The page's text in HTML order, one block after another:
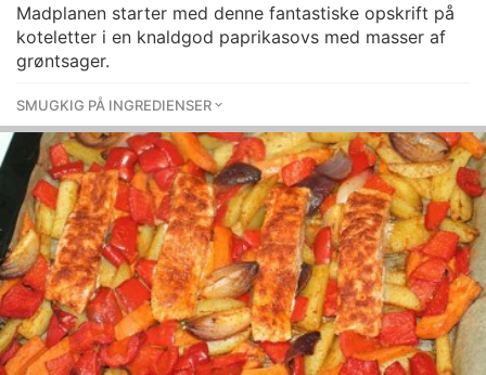
Madplanen starter med denne fantastiske opskrift på
koteletter i en knaldgod paprikasovs med masser af
grøntsager.
SMUGKIG PÅ INGREDIENSER